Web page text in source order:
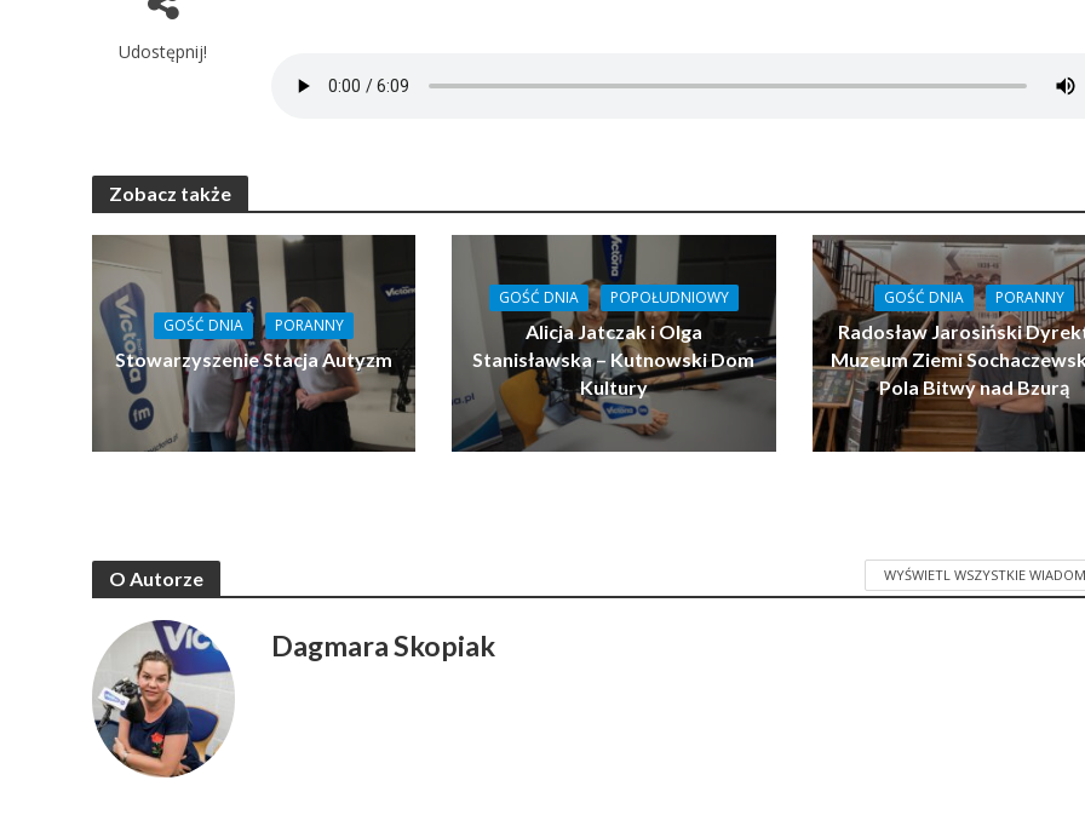
Udostępnij!
Zobacz także
GOŚĆ DNIA PORANNY
Stowarzyszenie Stacja Autyzm
GOŚĆ DNIA POPOŁUDNIOWY
Alicja Jatczak i Olga
Stanisławska – Kutnowski Dom
Kultury
GOŚĆ DNIA PORANNY
Radosław Jarosiński
Muzeum Ziemi
Pola Bitwy nad Bzurą
O Autorze WYŚWIETL WSZYSTKIE
Dagmara Skopiak